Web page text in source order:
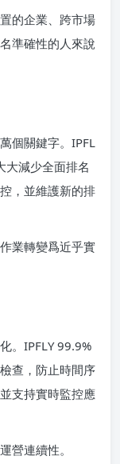
的企業、跨市場
準確性的人來說
個關鍵字。IPFL
大減少全面排名
，並維護新的排
業轉變爲近乎實
。IPFLY 99.9%
查，防止時間序
支持實時監控應
營連續性。